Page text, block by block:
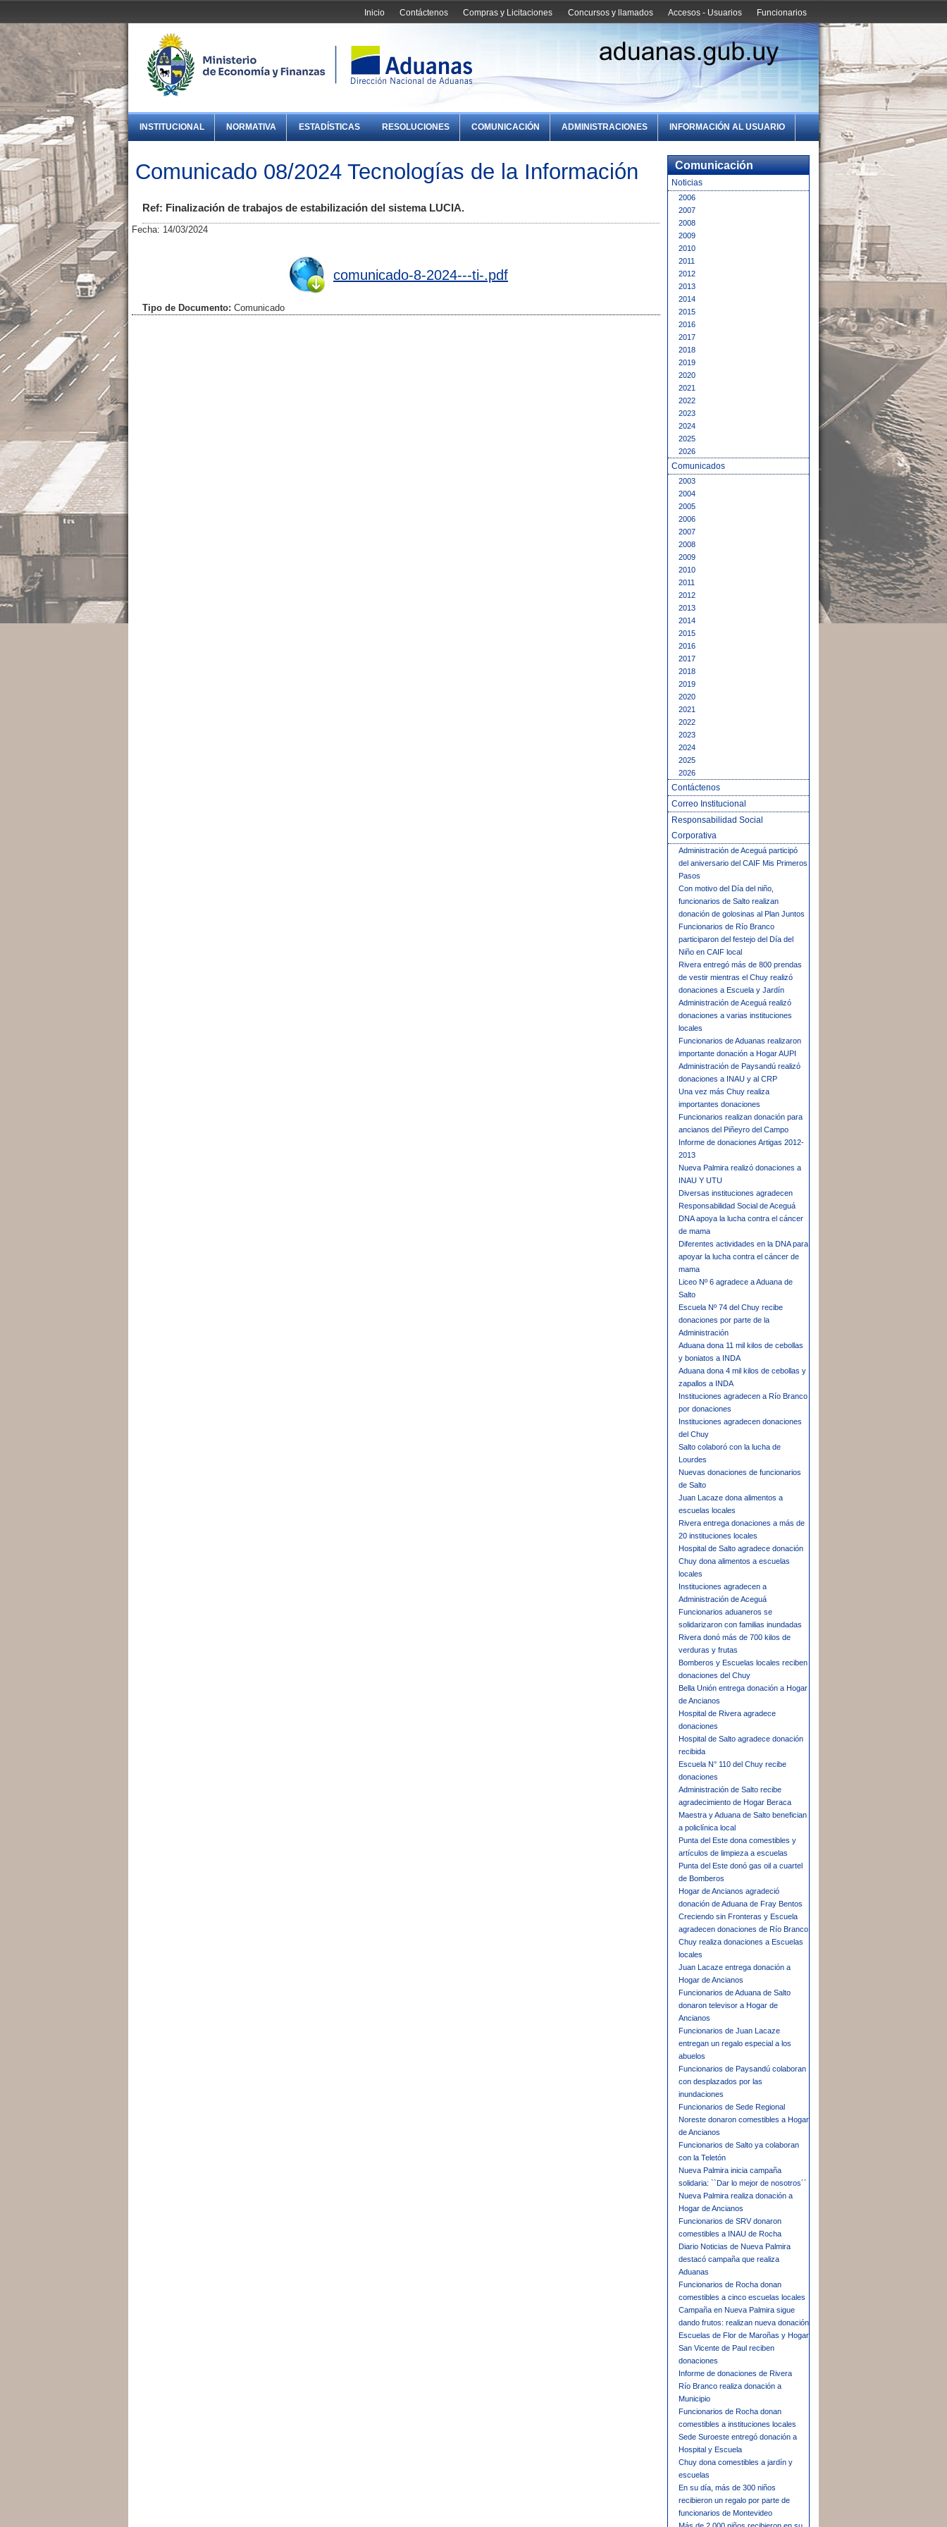
Funcionarios
Accesos - Usuarios
Concursos y llamados
Compras y Licitaciones
Contáctenos
Inicio
INSTITUCIONAL NORMATIVA ESTADÍSTICAS RESOLUCIONES COMUNICACIÓN ADMINISTRACIONES INFORMACIÓN AL USUARIO
Comunicado 08/2024 Tecnologías de la Información
Ref: Finalización de trabajos de estabilización del sistema LUCIA.
Fecha: 14/03/2024
comunicado-8-2024---ti-.pdf
Tipo de Documento: Comunicado
Comunicación
Noticias
2006
2007
2008
2009
2010
2011
2012
2013
2014
2015
2016
2017
2018
2019
2020
2021
2022
2023
2024
2025
2026
Comunicados
2003
2004
2005
2006
2007
2008
2009
2010
2011
2012
2013
2014
2015
2016
2017
2018
2019
2020
2021
2022
2023
2024
2025
2026
Contáctenos
Correo Institucional
Responsabilidad Social
Corporativa
Administración de Aceguá participó
del aniversario del CAIF Mis Primeros
Pasos
Con motivo del Día del niño,
funcionarios de Salto realizan
donación de golosinas al Plan Juntos
Funcionarios de Río Branco
participaron del festejo del Día del
Niño en CAIF local
Rivera entregó más de 800 prendas
de vestir mientras el Chuy realizó
donaciones a Escuela y Jardín
Administración de Aceguá realizó
donaciones a varias instituciones
locales
Funcionarios de Aduanas realizaron
importante donación a Hogar AUPI
Administración de Paysandú realizó
donaciones a INAU y al CRP
Una vez más Chuy realiza
importantes donaciones
Funcionarios realizan donación para
ancianos del Piñeyro del Campo
Informe de donaciones Artigas 2012-
2013
Nueva Palmira realizó donaciones a
INAU Y UTU
Diversas instituciones agradecen
Responsabilidad Social de Aceguá
DNA apoya la lucha contra el cáncer
de mama
Diferentes actividades en la DNA para
apoyar la lucha contra el cáncer de
mama
Liceo Nº 6 agradece a Aduana de
Salto
Escuela Nº 74 del Chuy recibe
donaciones por parte de la
Administración
Aduana dona 11 mil kilos de cebollas
y boniatos a INDA
Aduana dona 4 mil kilos de cebollas y
zapallos a INDA
Instituciones agradecen a Río Branco
por donaciones
Instituciones agradecen donaciones
del Chuy
Salto colaboró con la lucha de
Lourdes
Nuevas donaciones de funcionarios
de Salto
Juan Lacaze dona alimentos a
escuelas locales
Rivera entrega donaciones a más de
20 instituciones locales
Hospital de Salto agradece donación
Chuy dona alimentos a escuelas
locales
Instituciones agradecen a
Administración de Aceguá
Funcionarios aduaneros se
solidarizaron con familias inundadas
Rivera donó más de 700 kilos de
verduras y frutas
Bomberos y Escuelas locales reciben
donaciones del Chuy
Bella Unión entrega donación a Hogar
de Ancianos
Hospital de Rivera agradece
donaciones
Hospital de Salto agradece donación
recibida
Escuela N° 110 del Chuy recibe
donaciones
Administración de Salto recibe
agradecimiento de Hogar Beraca
Maestra y Aduana de Salto benefician
a policlínica local
Punta del Este dona comestibles y
artículos de limpieza a escuelas
Punta del Este donó gas oil a cuartel
de Bomberos
Hogar de Ancianos agradeció
donación de Aduana de Fray Bentos
Creciendo sin Fronteras y Escuela
agradecen donaciones de Río Branco
Chuy realiza donaciones a Escuelas
locales
Juan Lacaze entrega donación a
Hogar de Ancianos
Funcionarios de Aduana de Salto
donaron televisor a Hogar de
Ancianos
Funcionarios de Juan Lacaze
entregan un regalo especial a los
abuelos
Funcionarios de Paysandú colaboran
con desplazados por las
inundaciones
Funcionarios de Sede Regional
Noreste donaron comestibles a Hogar
de Ancianos
Funcionarios de Salto ya colaboran
con la Teletón
Nueva Palmira inicia campaña
solidaria: ``Dar lo mejor de nosotros´´
Nueva Palmira realiza donación a
Hogar de Ancianos
Funcionarios de SRV donaron
comestibles a INAU de Rocha
Diario Noticias de Nueva Palmira
destacó campaña que realiza
Aduanas
Funcionarios de Rocha donan
comestibles a cinco escuelas locales
Campaña en Nueva Palmira sigue
dando frutos: realizan nueva donación
Escuelas de Flor de Maroñas y Hogar
San Vicente de Paul reciben
donaciones
Informe de donaciones de Rivera
Río Branco realiza donación a
Municipio
Funcionarios de Rocha donan
comestibles a instituciones locales
Sede Suroeste entregó donación a
Hospital y Escuela
Chuy dona comestibles a jardín y
escuelas
En su día, más de 300 niños
recibieron un regalo por parte de
funcionarios de Montevideo